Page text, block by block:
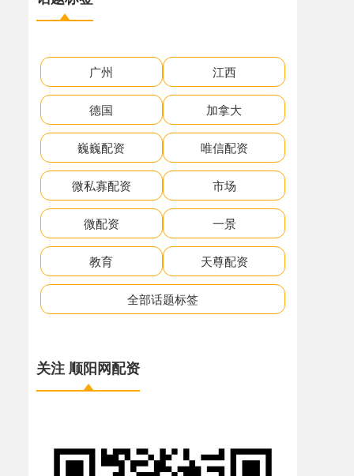
广州 江西
德国 加拿大
巍巍配资 唯信配资
微私寡配资 市场
微配资 一景
教育 天尊配资
全部话题标签
关注 顺阳网配资